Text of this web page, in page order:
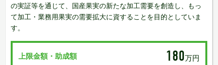
の実証等を通じて、国産果実の新たな加工需要を創造し、もっ
て加工・業務用果実の需要拡大に資することを目的としていま
す。
上限金額・助成額 180万円